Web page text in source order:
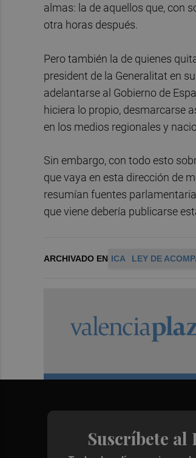
almas: la de aquellos que, con
otra horas después.
Pero también la de quienes
president de la Generalitat en
adelantarse al Gobierno de
hiciera lo propio, desmarcarse
en los medios regionales y
Sin embargo, con todo esto
que vaya en esta dirección de
resumían fuentes
que viene debería publicarse
ARCHIVADO EN ICA LEY DE
Suscríbete al